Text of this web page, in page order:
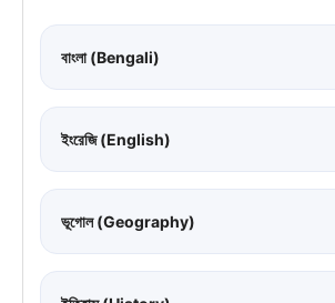
বাংলা (Bengali)
ইংরেজি (English)
ভূগোল (Geography)